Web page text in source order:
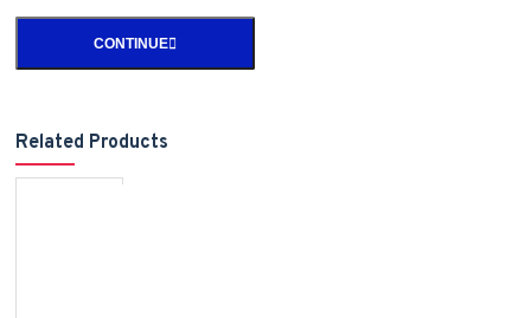
CONTINUE
Related Products